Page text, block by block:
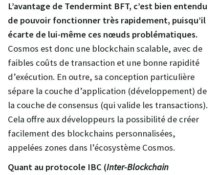
L’avantage de Tendermint BFT, c’est bien entendu
de pouvoir fonctionner très rapidement, puisqu’il
écarte de lui-même ces nœuds problématiques.
Cosmos est donc une blockchain scalable, avec de
faibles coûts de transaction et une bonne rapidité
d’exécution. En outre, sa conception particulière
sépare la couche d’application (développement) de
la couche de consensus (qui valide les transactions).
Cela offre aux développeurs la possibilité de créer
facilement des blockchains personnalisées,
appelées zones dans l’écosystème Cosmos.
Quant au protocole IBC (Inter-Blockchain